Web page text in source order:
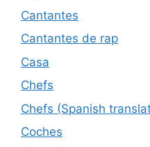
Cantantes
Cantantes de rap
Casa
Chefs
Chefs (Spanish
Coches